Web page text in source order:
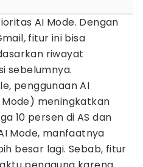
AI Mode. Dengan
, fitur ini bisa
riwayat
sebelumnya.
, penggunaan AI
meningkatkan
10 persen di AS dan
Mode, manfaatnya
besar lagi. Sebab, fitur